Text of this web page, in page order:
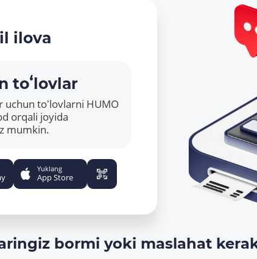
ilova
toʻlovlar
uchun toʻlovlarni HUMO
orqali joyida
mumkin.
Yuklang
App Store
bormi yoki maslahat